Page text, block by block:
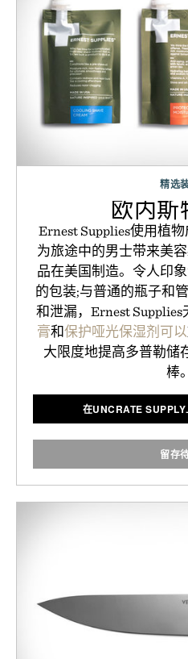
精选
欧内斯
Ernest Supplies使用植
为旅途中的男士带来美
品在美国制造。令人印
的包装;与普通的瓶子和
和泄漏，Ernest Supplies
膏和保护哑光保湿剂可以
大限度地提高多普勒储
棒。
在UNCRATE
留存